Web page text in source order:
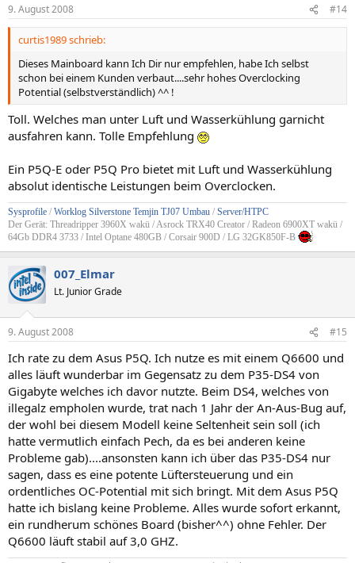
9. August 2008 #14
curtis1989 schrieb:
Dieses Mainboard kann Ich Dir nur empfehlen, habe Ich selbst
schon bei einem Kunden verbaut....sehr hohes Overclocking
Potential (selbstverständlich) ^^ !
Toll. Welches man unter Luft und Wasserkühlung garnicht
ausfahren kann. Tolle Empfehlung
Ein P5Q-E oder P5Q Pro bietet mit Luft und Wasserkühlung
absolut identische Leistungen beim Overclocken.
Sysprofile / Worklog Silverstone Temjin TJ07 Umbau / Server/HTPC
Der Gerät: Threadripper 3960X wakü / Asrock TRX40 Creator / Radeon 6900XT wakü /
64Gb DDR4 3733 / Intel Optane 480GB / Corsair 900D / LG 32GK850F-B
007_Elmar
Lt. Junior Grade
9. August 2008 #15
Ich rate zu dem Asus P5Q. Ich nutze es mit einem Q6600 und
alles läuft wunderbar im Gegensatz zu dem P35-DS4 von
Gigabyte welches ich davor nutzte. Beim DS4, welches von
illegalz empholen wurde, trat nach 1 Jahr der An-Aus-Bug auf,
der wohl bei diesem Modell keine Seltenheit sein soll (ich
hatte vermutlich einfach Pech, da es bei anderen keine
Probleme gab)....ansonsten kann ich über das P35-DS4 nur
sagen, dass es eine potente Lüftersteuerung und ein
ordentliches OC-Potential mit sich bringt. Mit dem Asus P5Q
hatte ich bislang keine Probleme. Alles wurde sofort erkannt,
ein rundherum schönes Board (bisher^^) ohne Fehler. Der
Q6600 läuft stabil auf 3,0 GHZ.